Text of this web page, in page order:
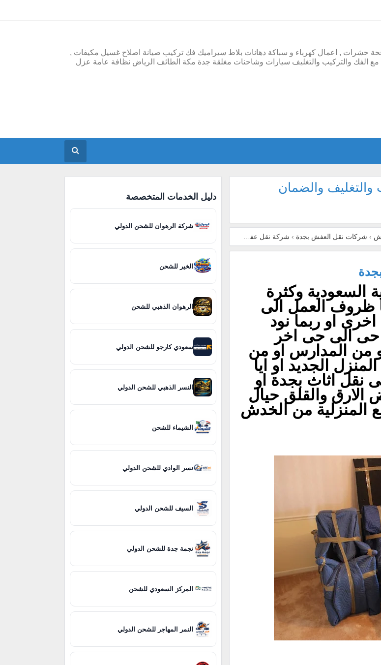
حشرات , اعمال كهرباء و سباكة دهانات بلاط سيراميك فك تركيب صيانة اصلاح غسيل مكيفات ,
والتركيب والتغليف سيارات وشاحنات مغلقة جدة مكة الطائف الرياض نظافة عامة عزل
والضمان
› شركات نقل العفش بجدة › شركة نقل عفش بجده
السعودية وكثرة
ظروف العمل الى
او ربما نود
حى الى حى اخر
من المدارس او من
الجديد او ايا
نقل اثاث بجدة او
الارق والقلق حيال
المنزلية من الخدش
دليل الخدمات المتخصصة
شركة الرهوان للشحن الدولي
الخير للشحن
الرهوان الذهبي للشحن
سعودي كارجو للشحن الدولي
النسر الذهبي للشحن الدولي
الشيماء للشحن
نسر الوادي للشحن الدولي
السيف للشحن الدولي
نجمة جدة للشحن الدولي
المركز السعودي للشحن
النمر المهاجر للشحن الدولي